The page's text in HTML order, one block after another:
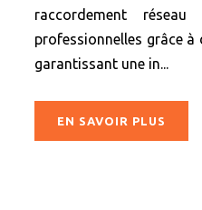
raccordement
professionnelles grâce à
garantissant une in...
EN SAVOIR PLUS